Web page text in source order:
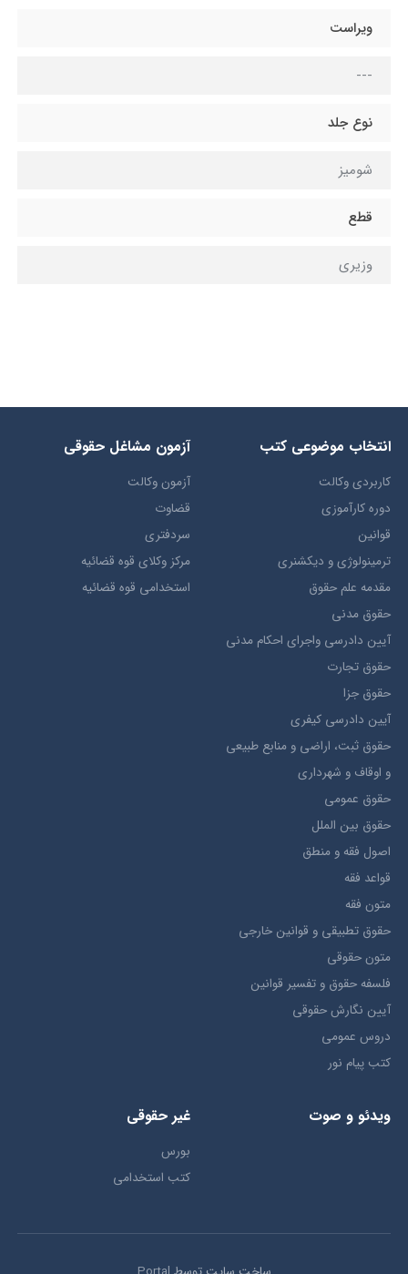
ویراست
---
نوع جلد
شومیز
قطع
وزيري
انتخاب​ موضوعي​ کتب
کاربردی وکالت
دوره کارآموزی
قوانین
ترمينولوژي و ديکشنري
مقدمه علم حقوق
حقوق مدني
آيين دادرسي ​واجراي ​احکام ​مدني
حقوق تجارت
حقوق جزا
آيین دادرسی کیفری
حقوق ثبت، اراضي و منابع طبيعي
و اوقاف و شهرداری
حقوق عمومی
حقوق بين الملل
اصول فقه و منطق
قواعد فقه
متون فقه
حقوق تطبيقي و قوانین خارجی
متون حقوقي
فلسفه حقوق و تفسیر قوانین
آیین نگارش حقوقی
دروس عمومی
کتب پیام نور
آزمون مشاغل حقوقی
آزمون وکالت
قضاوت
سردفتری
مرکز وکلای قوه قضائیه
استخدامی قوه قضائیه
ویدئو و صوت غیر حقوقی
بورس
کتب استخدامی